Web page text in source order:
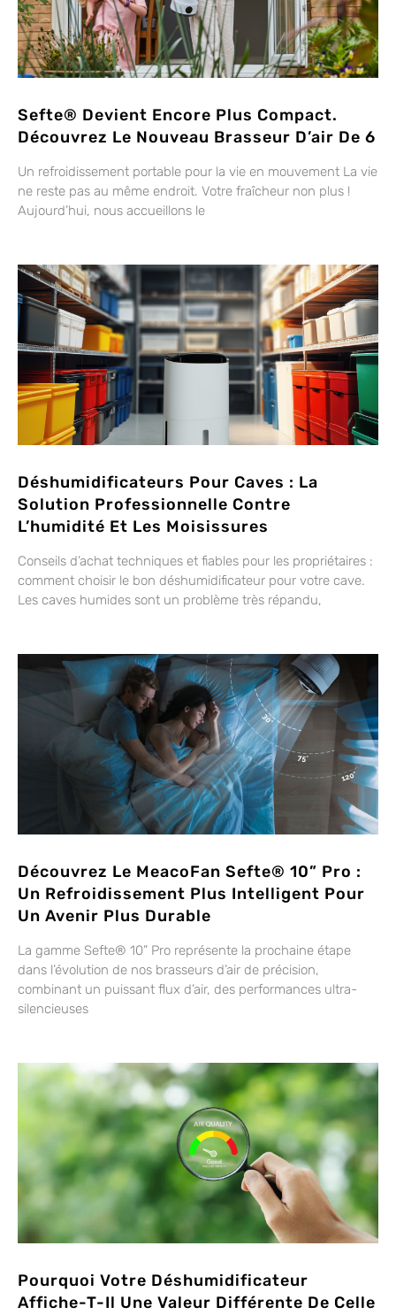
Sefte® Devient Encore Plus Compact.
Découvrez Le Nouveau Brasseur D’air De 6
Un refroidissement portable pour la vie en mouvement La vie
ne reste pas au même endroit. Votre fraîcheur non plus !
Aujourd’hui, nous accueillons le
Déshumidificateurs Pour Caves : La
Solution Professionnelle Contre
L’humidité Et Les Moisissures
Conseils d’achat techniques et fiables pour les propriétaires :
comment choisir le bon déshumidificateur pour votre cave.
Les caves humides sont un problème très répandu,
Découvrez Le MeacoFan Sefte® 10” Pro :
Un Refroidissement Plus Intelligent Pour
Un Avenir Plus Durable
La gamme Sefte® 10” Pro représente la prochaine étape
dans l’évolution de nos brasseurs d’air de précision,
combinant un puissant flux d’air, des performances ultra-
silencieuses
Pourquoi Votre Déshumidificateur
Affiche-T-Il Une Valeur Différente De Celle